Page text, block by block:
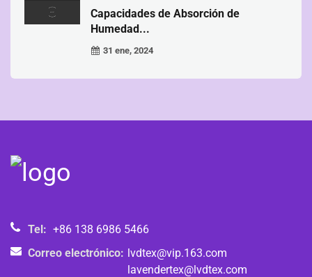
Capacidades de Absorción de
Humedad...
31 ene, 2024
Tel: +86 138 6986 5466
Correo electrónico: lvdtex@vip.163.com
lavendertex@lvdtex.com